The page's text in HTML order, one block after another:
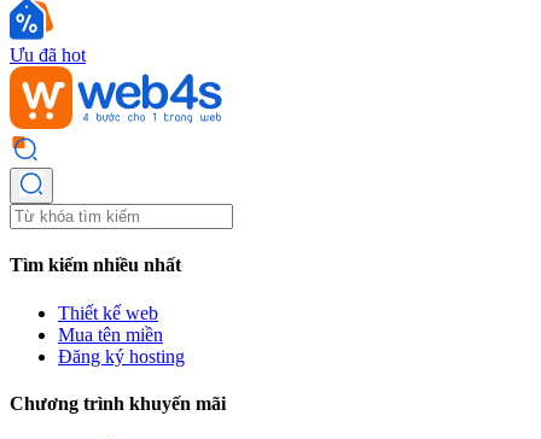
Ưu đã hot
Tìm kiếm nhiều nhất
Thiết kế web
Mua tên miền
Đăng ký hosting
Chương trình khuyến mãi